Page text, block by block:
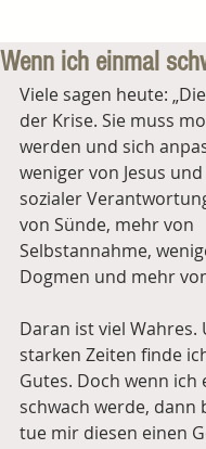
Wenn ich einmal
Viele sagen heute:
der Krise. Sie muss
werden und sich
weniger von Jesus
sozialer
von Sünde, mehr von
Selbstannahme,
Dogmen und mehr
Daran ist viel Wahres.
starken Zeiten finde
Gutes. Doch wenn ich
schwach werde, dann
tue mir diesen einen